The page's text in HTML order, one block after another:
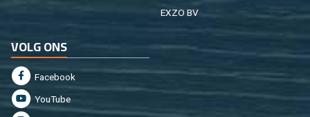
EXZO BV
VOLG ONS
Fa­cebook
You­Tu­be